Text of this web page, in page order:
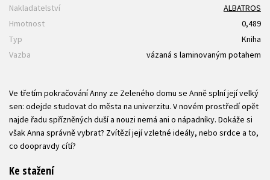
Nakladatelství
ALBATROS
Hmotnost
0,489
Typ
Kniha
Vazba
vázaná s laminovaným potahem
Ve třetím pokračování Anny ze Zeleného domu se Anně splní její velký
sen: odejde studovat do města na univerzitu. V novém prostředí opět
najde řadu spřízněných duší a nouzi nemá ani o nápadníky. Dokáže si
však Anna správně vybrat? Zvítězí její vzletné ideály, nebo srdce a to,
co doopravdy cítí?
Ke stažení